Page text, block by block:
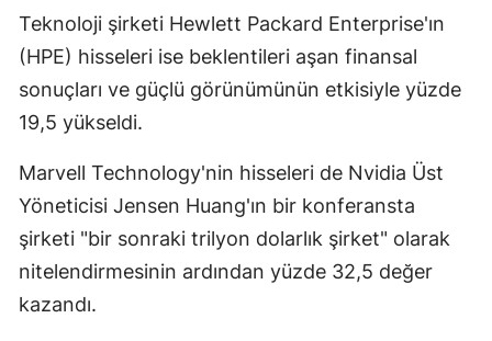
Sivas
Tekirdağ
Tunceli
Şanlıurfa
Teknoloji şirketi Hewlett Packard Enterprise'ın
(HPE) hisseleri ise beklentileri aşan finansal
sonuçları ve güçlü görünümünün etkisiyle yüzde
19,5 yükseldi.
Marvell Technology'nin hisseleri de Nvidia Üst
Yöneticisi Jensen Huang'ın bir konferansta
şirketi "bir sonraki trilyon dolarlık şirket" olarak
nitelendirmesinin ardından yüzde 32,5 değer
kazandı.